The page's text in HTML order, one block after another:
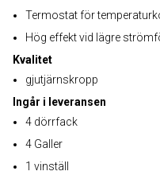
Termostat för
Hög effekt vid lägre
Kvalitet
gjutjärnskropp
Ingår i leveransen
4 dörrfack
4 Galler
1 vinställ